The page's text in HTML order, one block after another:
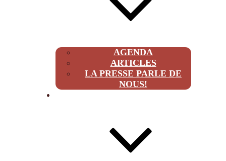
AGENDA
ARTICLES
LA PRESSE PARLE DE
NOUS!